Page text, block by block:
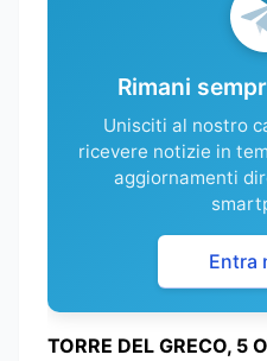
Rimani
Unisciti al nostro
ricevere notizie in
aggiornamenti
Entra
TORRE DEL GRECO, 5